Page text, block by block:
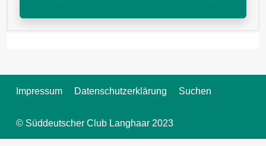
Impressum Datenschutzerklärung Suchen
© Süddeutscher Club Langhaar 2023